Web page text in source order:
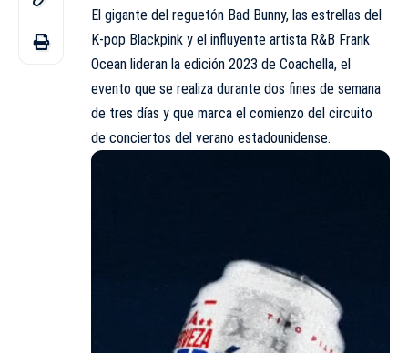
El gigante del reguetón Bad Bunny, las estrellas del
K-pop Blackpink y el influyente artista R&B Frank
Ocean lideran la edición 2023 de Coachella, el
evento que se realiza durante dos fines de semana
de tres días y que marca el comienzo del circuito
de conciertos del verano estadounidense.